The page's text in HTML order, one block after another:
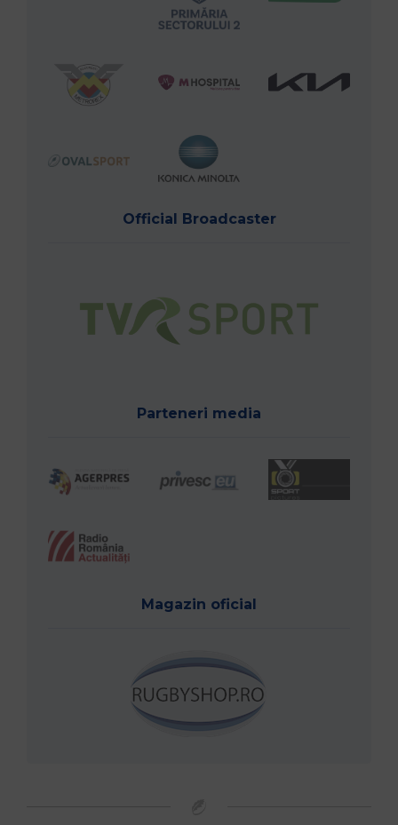
Official Broadcaster
Parteneri media
Magazin oficial